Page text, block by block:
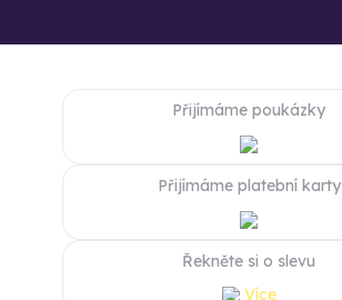
Přijímáme poukázky
Přijímáme platební karty
Řekněte si o slevu
Více